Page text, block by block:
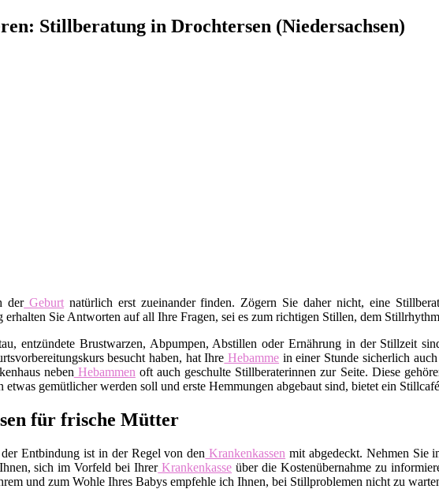
Stillberatung in Drochtersen (Niedersachsen)
derGeburt natürlich erst zueinander finden. Zögern Sie daher nicht, eine
Sie Antworten auf all Ihre Fragen, sei es zum richtigen Stillen, dem
entzündete Brustwarzen, Abpumpen, Abstillen oder Ernährung in der Stillzeit
besucht haben, hat Ihre Hebamme in einer Stunde sicherlich
neben Hebammen oft auch geschulte Stillberaterinnen zur Seite. Diese
etwas gemütlicher werden soll und erste Hemmungen abgebaut sind, bietet ein
für frische Mütter
Entbindung ist in der Regel von den Krankenkassen mit abgedeckt. Nehmen Sie
sich im Vorfeld bei IhrerKrankenkasse über die Kostenübernahme zu
und zum Wohle Ihres Babys empfehle ich Ihnen, bei Stillproblemen nicht zu